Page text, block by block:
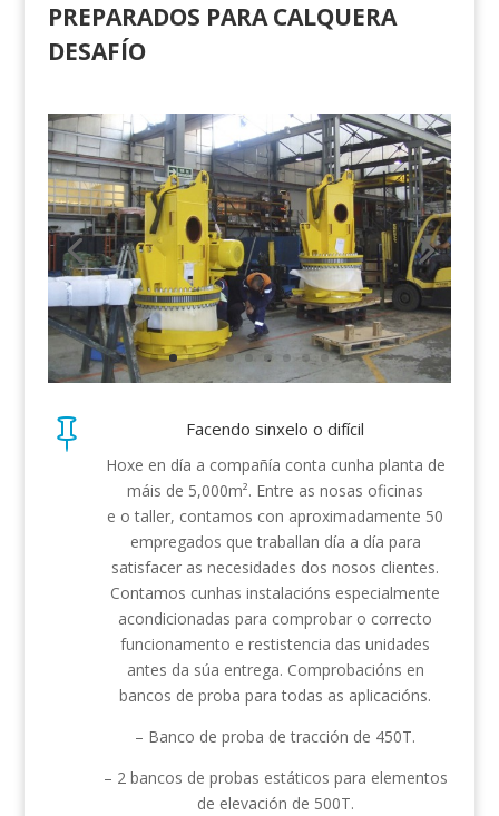
PREPARADOS PARA CALQUERA
DESAFÍO
 Facendo sinxelo o difícil
Hoxe en día a compañía conta cunha planta de
máis de 5,000m². Entre as nosas oficinas
e o taller, contamos con aproximadamente 50
empregados que traballan día a día para
satisfacer as necesidades dos nosos clientes.
Contamos cunhas instalacións especialmente
acondicionadas para comprobar o correcto
funcionamento e restistencia das unidades
antes da súa entrega. Comprobacións en
bancos de proba para todas as aplicacións.
– Banco de proba de tracción de 450T.
– 2 bancos de probas estáticos para elementos
de elevación de 500T.